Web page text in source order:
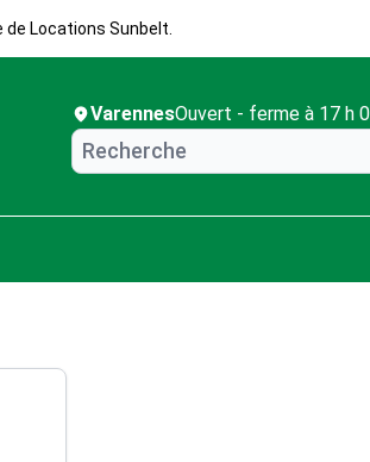
Locations Sunbelt.
VarennesOuvert - ferme à 17 h